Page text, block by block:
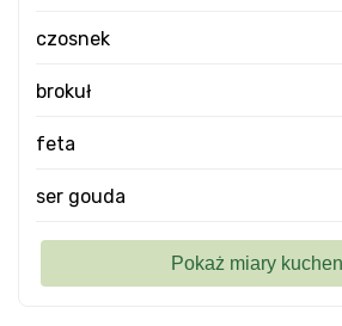
czosnek
brokuł
feta
ser gouda